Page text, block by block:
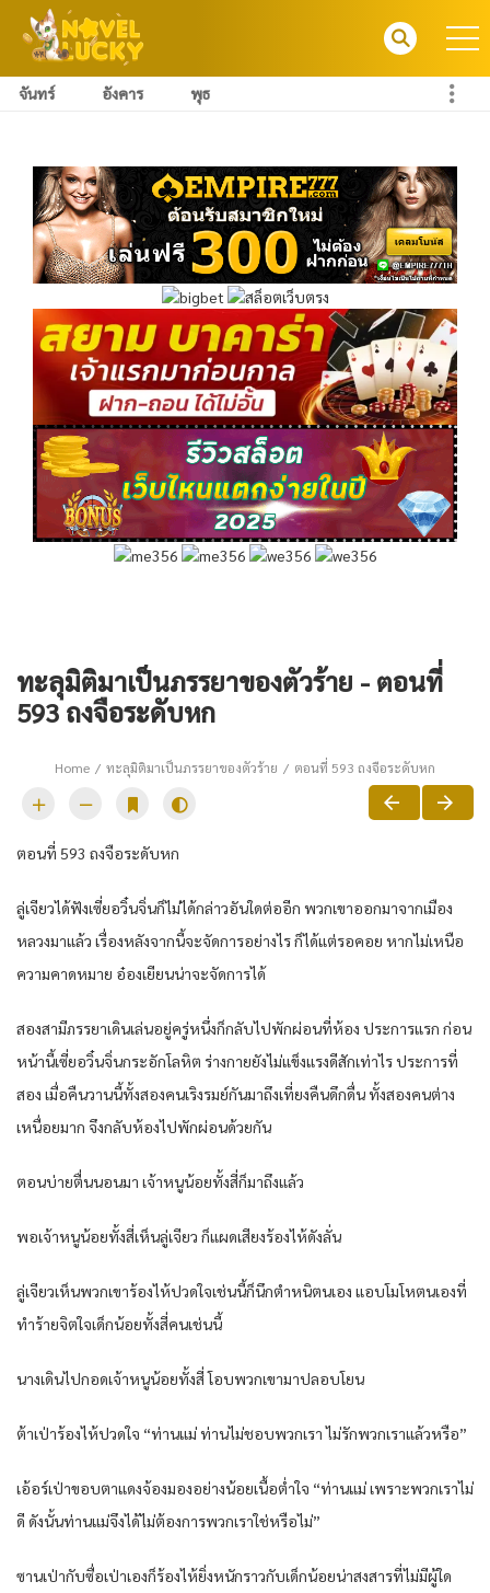
จันทร์ อังคาร พุธ
ทะลุมิติมาเป็นภรรยาของตัวร้าย - ตอนที่
593 ถงจือระดับหก
Home ทะลุมิติมาเป็นภรรยาของตัวร้าย ตอนที่ 593 ถงจือระดับหก
ตอนที่ 593 ถงจือระดับหก
ลู่เจียวได้ฟังเซี่ยอวิ๋นจิ่นก็ไม่ได้กล่าวอันใดต่ออีก พวกเขาออกมาจากเมือง
หลวงมาแล้ว เรื่องหลังจากนี้จะจัดการอย่างไร ก็ได้แต่รอคอย หากไม่เหนือ
ความคาดหมาย อ๋องเยียนน่าจะจัดการได้
สองสามีภรรยาเดินเล่นอยู่ครู่หนึ่งก็กลับไปพักผ่อนที่ห้อง ประการแรก ก่อน
หน้านี้เซี่ยอวิ๋นจิ่นกระอักโลหิต ร่างกายยังไม่แข็งแรงดีสักเท่าไร ประการที่
สอง เมื่อคืนวานนี้ทั้งสองคนเริงรมย์กันมาถึงเที่ยงคืนดึกดื่น ทั้งสองคนต่าง
เหนื่อยมาก จึงกลับห้องไปพักผ่อนด้วยกัน
ตอนบ่ายตื่นนอนมา เจ้าหนูน้อยทั้งสี่ก็มาถึงแล้ว
พอเจ้าหนูน้อยทั้งสี่เห็นลู่เจียว ก็แผดเสียงร้องไห้ดังลั่น
ลู่เจียวเห็นพวกเขาร้องไห้ปวดใจเช่นนี้ก็นึกตำหนิตนเอง แอบโมโหตนเองที่
ทำร้ายจิตใจเด็กน้อยทั้งสี่คนเช่นนี้
นางเดินไปกอดเจ้าหนูน้อยทั้งสี่ โอบพวกเขามาปลอบโยน
ต้าเป่าร้องไห้ปวดใจ “ท่านแม่ ท่านไม่ชอบพวกเรา ไม่รักพวกเราแล้วหรือ”
เอ้อร์เป่าขอบตาแดงจ้องมองอย่างน้อยเนื้อต่ำใจ “ท่านแม่ เพราะพวกเราไม่
ดี ดังนั้นท่านแม่จึงได้ไม่ต้องการพวกเราใช่หรือไม่”
ซานเป่ากับซื่อเป่าเองก็ร้องไห้ยิ่งหนักราวกับเด็กน้อยน่าสงสารที่ไม่มีผู้ใด